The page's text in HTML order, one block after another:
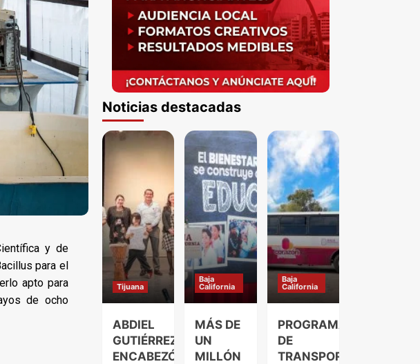
y de
para el
apto para
de ocho
Noticias destacadas
Tijuana
ABDIEL
GUTIÉRREZ
ENCABEZÓ
Baja
California
MÁS DE
UN
MILLÓN
Baja
California
PROGRAMA
DE
TRANSPORTE